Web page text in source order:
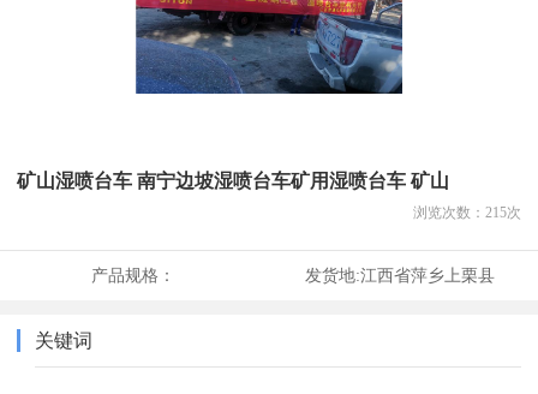
矿山湿喷台车 南宁边坡湿喷台车矿用湿喷台车 矿山
浏览次数： 215次
产品规格： 发货地:江西省萍乡上栗县
关键词